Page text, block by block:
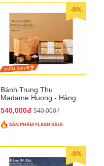
-0%
Bánh Trung Thu
Madame Huong - Hàng
540,000đ 540,000₫
-0%